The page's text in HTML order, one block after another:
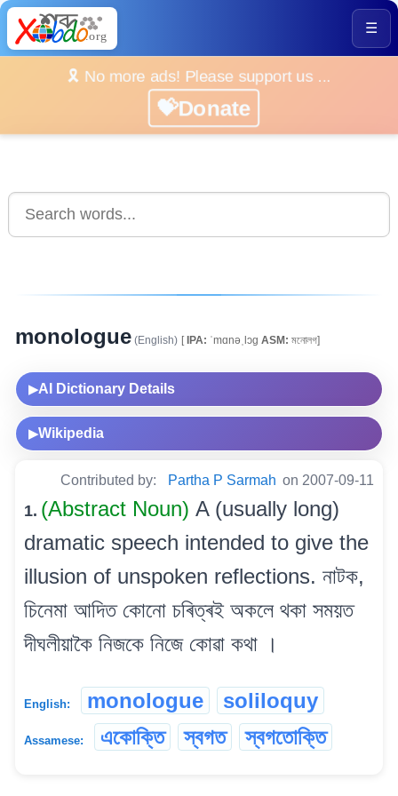
☰
🎗️ No more ads! Please support us ...
💝Donate
monologue (English) [IPA: ˈmɑnəˌlɔg ASM: মনোলগ]
▶AI Dictionary Details
▶Wikipedia
Contributed by: Partha P Sarmah on 2007-09-11
1. (Abstract Noun) A (usually long)
dramatic speech intended to give the
illusion of unspoken reflections. নাটক,
চিনেমা আদিত কোনো চৰিত্ৰই অকলে থকা সময়ত
দীঘলীয়াকৈ নিজকে নিজে কোৱা কথা ।
English: monologue soliloquy
Assamese: একোক্তি স্বগত স্বগতোক্তি